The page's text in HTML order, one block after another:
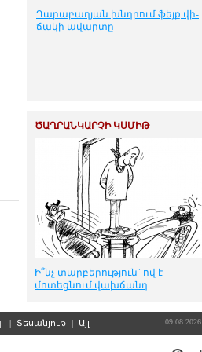
Ղա­րա­բա­ղ­յան խնդ­րում ֆեյք վի­
ճա­կի ա­վար­տը
ԾԱՂՐԱՆԿԱՐՉԻ ԿՍՄԻԹ
Ի՞նչ տարբերություն` ով է
մոտեցնում վախճանդ
| Տեսանյութ | Այլ 09.08.2026